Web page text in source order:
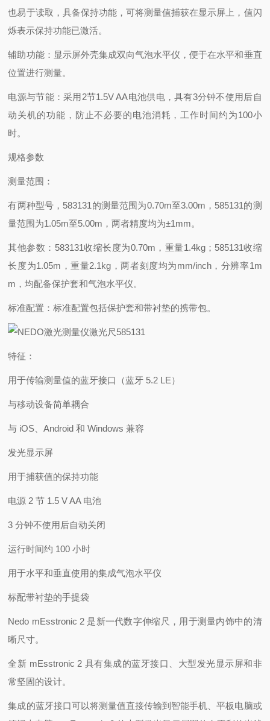
也易于读取，具备保持功能，可将测量值捕获在显示屏上，值闪
烁表示保持功能已激活。
辅助功能：显示屏外壳集成双向气泡水平仪，便于在水平和垂直
位置进行测量。
电源与节能：采用2节1.5V AA电池供电，具有3分钟不使用后自
动关机的功能，防止不必要的电池消耗，工作时间约为100小
时。
规格参数
测量范围：
有两种型号，583131的测量范围为0.70m至3.00m，585131的测
量范围为1.05m至5.00m，两者精度均为±1mm。
其他参数：583131收缩长度为0.70m，重量1.4kg；585131收缩
长度为1.05m，重量2.1kg，两者刻度均为mm/inch，分辨率1m
m，均配备保护套和气泡水平仪。
标准配置：标准配置包括保护套和带衬垫的携带包。
特征：
用于传输测量值的蓝牙接口（蓝牙 5.2 LE）
与移动设备简单耦合
与 iOS、Android 和 Windows 兼容
发光显示屏
用于捕获值的保持功能
电源 2 节 1.5 V AA 电池
3 分钟不使用后自动关闭
运行时间约 100 小时
用于水平和垂直使用的集成气泡水平仪
标配带衬垫的手提袋
Nedo mEsstronic 2 是新一代数字伸缩尺，用于测量内饰中的清
晰尺寸。
全新 mEsstronic 2 具有集成的蓝牙接口、大型发光显示屏和非
常坚固的设计。
集成的蓝牙接口可以将测量值直接传输到智能手机、平板电脑或